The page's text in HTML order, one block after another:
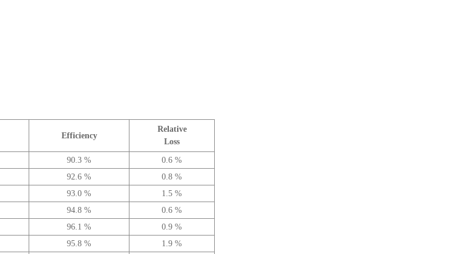
Efficiency
Relative
Loss
90.3 %
0.6 %
92.6 %
0.8 %
93.0 %
1.5 %
94.8 %
0.6 %
96.1 %
0.9 %
95.8 %
1.9 %